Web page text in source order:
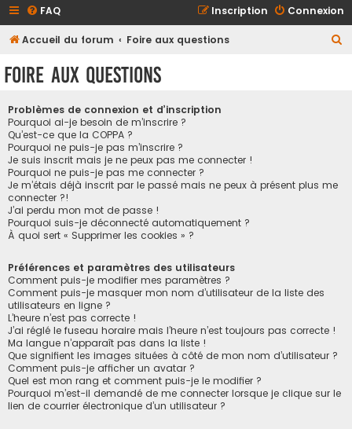
FAQ Connexion
Inscription
Accueil du forum Foire aux questions
Foire aux questions
Problèmes de connexion et d’inscription
Pourquoi ai-je besoin de m’inscrire ?
Qu’est-ce que la COPPA ?
Pourquoi ne puis-je pas m’inscrire ?
Je suis inscrit mais je ne peux pas me connecter !
Pourquoi ne puis-je pas me connecter ?
Je m’étais déjà inscrit par le passé mais ne peux à présent plus me
connecter ?!
J’ai perdu mon mot de passe !
Pourquoi suis-je déconnecté automatiquement ?
À quoi sert « Supprimer les cookies » ?
Préférences et paramètres des utilisateurs
Comment puis-je modifier mes paramètres ?
Comment puis-je masquer mon nom d’utilisateur de la liste des
utilisateurs en ligne ?
L’heure n’est pas correcte !
J’ai réglé le fuseau horaire mais l’heure n’est toujours pas correcte !
Ma langue n’apparaît pas dans la liste !
Que signifient les images situées à côté de mon nom d’utilisateur ?
Comment puis-je afficher un avatar ?
Quel est mon rang et comment puis-je le modifier ?
Pourquoi m’est-il demandé de me connecter lorsque je clique sur le
lien de courrier électronique d’un utilisateur ?